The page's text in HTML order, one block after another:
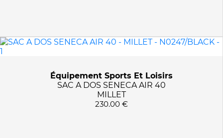
Équipement Sports Et Loisirs
SAC A DOS SENECA AIR 40
MILLET
230.00 €